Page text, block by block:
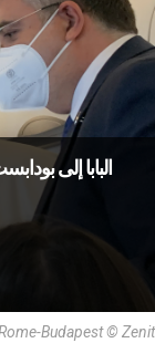
البابا إلى
Budapest © Zenit